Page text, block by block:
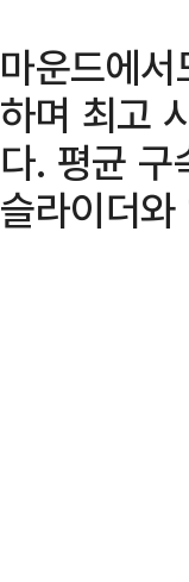
마운드에
하며 최고
다. 평균
슬라이더